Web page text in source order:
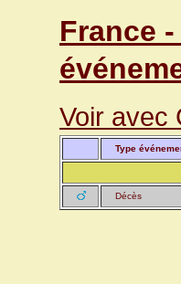
France
Voir avec
Type
Décès